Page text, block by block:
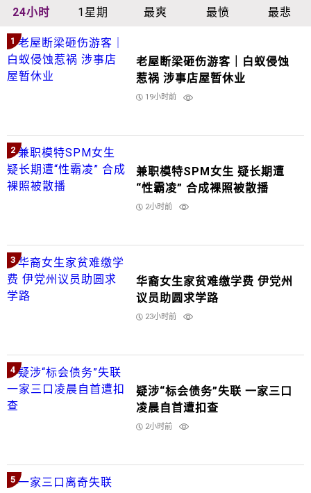
24小时 1星期 最爽 最愤 最悲
1
老屋断梁砸伤游客｜白蚁侵蚀
惹祸 涉事店屋暂休业
19小时前
2
兼职模特SPM女生 疑长期遭
“性霸凌” 合成裸照被散播
2小时前
3
华裔女生家贫难缴学费 伊党州
议员助圆求学路
23小时前
4
疑涉“标会债务”失联 一家三口
凌晨自首遭扣查
2小时前
5